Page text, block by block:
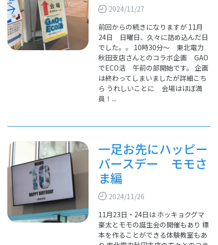
2024/11/27
前回からの続きになりますが 11月
24日 日曜日、久々に詰め込んだ日
でした。。 10時30分～ 東北電力
秋田支店さんとのコラボ企画 GAO
でECO活 午前の部開始です。 企画
は終わってしまいましたが詳細こち
ら うれしいことに 会場はほぼ満
員！...
一足お先にハッピー
バースデー モモさ
ま編
2024/11/26
11月23日・24日は ホッキョクグマ
豪太とモモの誕生会の開催もあり 標
本を作ることができる体験教室もあ